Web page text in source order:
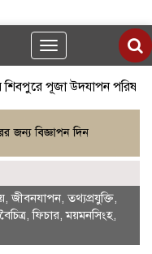
Toggle
navigation
পূজা উদযাপন পরিষদ
,জীবনযাপন,তথ্যপ্রযুক্তি,
,ফিচার,ময়মনসিংহ,